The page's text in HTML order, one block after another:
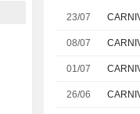
23/07
08/07
01/07
26/06